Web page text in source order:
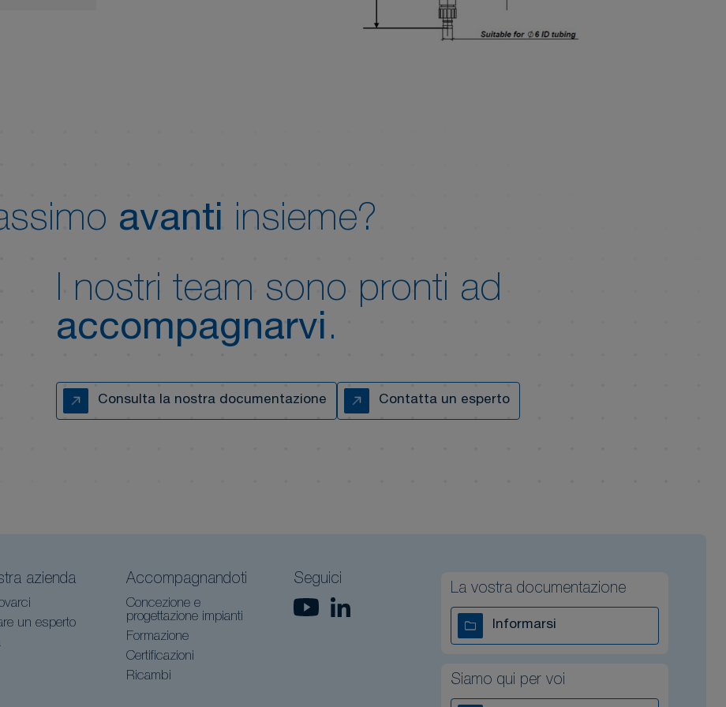
avanti insieme?
I nostri team sono pronti ad
accompagnarvi.
Consulta la nostra documentazione Contatta un esperto
azienda
un esperto
Accompagnandoti
Concezione e
progettazione impianti
Formazione
Certificazioni
Ricambi
Seguici
La vostra documentazione
Informarsi
Siamo qui per voi